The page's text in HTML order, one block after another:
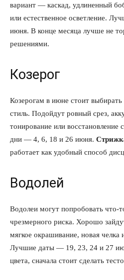
Подписка
вариант — каскад, удлиненный
или естественное осветление.
июня. В конце месяца лучше не
решениями.
Козерог
Козерогам в июне стоит
стиль. Подойдут ровный срез,
тонирование или восстановление
дни — 4, 6, 18 и 26 июня.
работает как удобный способ
Водолей
Водолеи могут попробовать что-
чрезмерного риска. Хорошо
мягкое окрашивание, новая челка
Лучшие даты — 19, 23, 24 и 27
цвета, сначала стоит сделать